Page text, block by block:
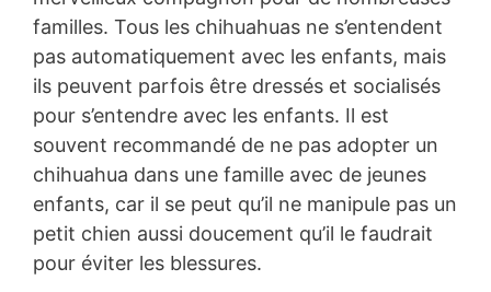
familles. Tous les chihuahuas ne s’entendent
pas automatiquement avec les enfants, mais
ils peuvent parfois être dressés et socialisés
pour s’entendre avec les enfants. Il est
souvent recommandé de ne pas adopter un
chihuahua dans une famille avec de jeunes
enfants, car il se peut qu’il ne manipule pas un
petit chien aussi doucement qu’il le faudrait
pour éviter les blessures.